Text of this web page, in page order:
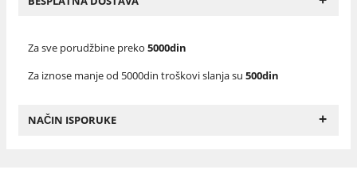
Za sve porudžbine preko 5000din
Za iznose manje od 5000din troškovi slanja su 500din
NAČIN ISPORUKE +